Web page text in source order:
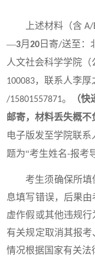
上述材料（含A/
—3月 20 日寄/送至：
人文社会科学学院（
100083，联系人李
/15801557871。
（
邮寄，材料丢失概不
电子版发至学院联系
题为“考生姓名-报考
考生须确保所
息填写错误，后果
虚作假或其他违规
有关规定取消其报
情况根据国家有关法